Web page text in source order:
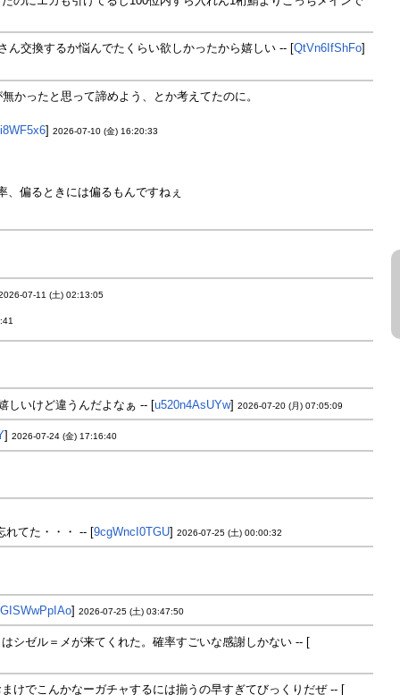
ん交換するか悩んでたくらい欲しかったから嬉しい -- [QtVn6IfShFo]
かったと思って諦めよう、とか考えてたのに。
] 2026-07-10 (金) 16:20:33
偏るときには偏るもんですねぇ
07-11 (土) 02:13:05
しいけど違うんだよなぁ -- [u520n4AsUYw] 2026-07-20 (月) 07:05:09
] 2026-07-24 (金) 17:16:40
れてた・・・ -- [9cgWncI0TGU] 2026-07-25 (土) 00:00:32
] 2026-07-25 (土) 03:47:50
シゼル＝メが来てくれた。確率すごいな感謝しかない -- [
けでこんかなーガチャするには揃うの早すぎてびっくりだぜ -- [